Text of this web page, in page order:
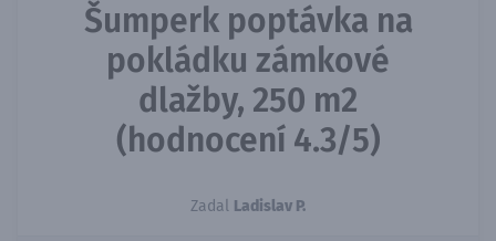
Šumperk poptávka na
pokládku zámkové
dlažby, 250 m2
(hodnocení 4.3/5)
Zadal Ladislav P.